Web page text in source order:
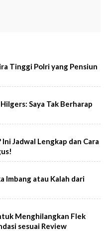
Tinggi Polri yang Pensiun
Saya Tak Berharap
Ini Jadwal Lengkap dan Cara
Imbang atau Kalah dari
Menghilangkan Flek
sesuai Review